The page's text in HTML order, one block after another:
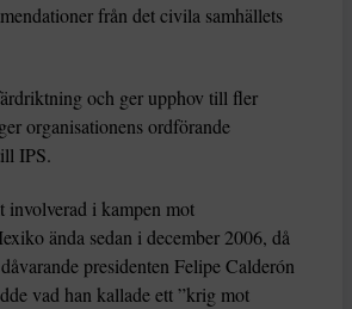
från det civila samhällets
och ger upphov till fler
organisationens ordförande
IPS.
involverad i kampen mot
ända sedan i december 2006, då
presidenten Felipe Calderón
vad han kallade ett ”krig mot